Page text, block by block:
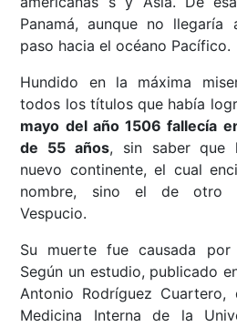
Panamá, aunque no llegaría
paso hacia el océano Pacífico.
Hundido en la máxima
todos los títulos que había
mayo del año 1506 fallecía
de 55 años, sin saber que
nuevo continente, el cual
nombre, sino el de otro
Vespucio.
Su muerte fue causada por
Según un estudio, publicado
Antonio Rodríguez
Medicina Interna de la